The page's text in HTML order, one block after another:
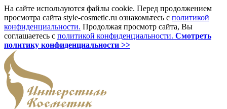
На сайте используются файлы cookie. Перед продолжением
просмотра сайта style-cosmetic.ru ознакомьтесь с политикой
конфиденциальности. Продолжая просмотр сайта, Вы
соглашаетесь с политикой конфиденциальности. Смотреть
политику конфиденциальности >>